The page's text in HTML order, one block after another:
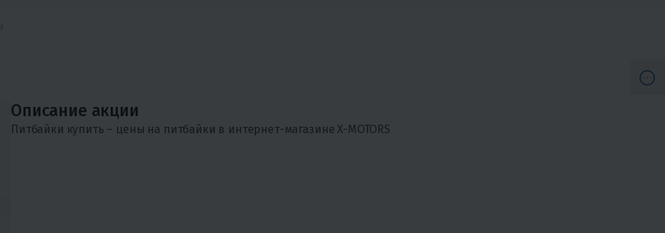
Описание акции
Питбайки купить – цены на питбайки в интернет-магазине X-MOTORS